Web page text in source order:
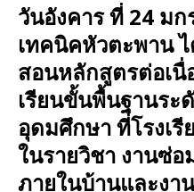
วันอังคาร ที่ 24 ม
เทคนิคหัวตะพาน
สอนหลักสูตรต่อเนื่
เรียนขั้นพื้นฐานระ
อุดมศึกษา ที่โรงเ
ในรายวิชา งานซ่อ
ภายในบ้านและงา